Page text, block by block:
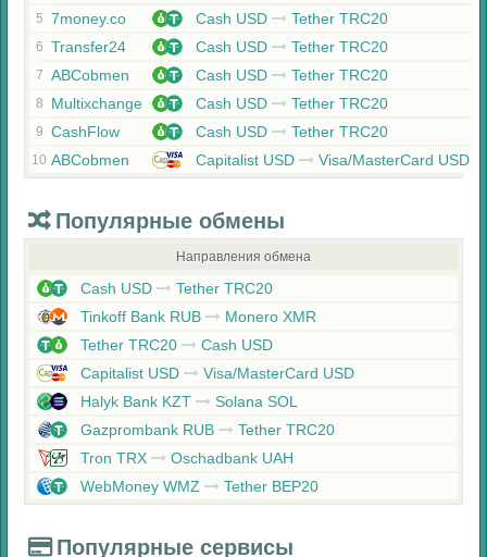
5 7money.co Cash USD Tether TRC20
6 Transfer24 Cash USD Tether TRC20
7 ABCobmen Cash USD Tether TRC20
8 Multixchange Cash USD Tether TRC20
9 CashFlow Cash USD Tether TRC20
10 ABCobmen Capitalist USD Visa/MasterCard USD
Популярные обмены
Направления обмена
Cash USD
Tether TRC20
Tinkoff Bank RUB
Monero XMR
Tether TRC20
Cash USD
Capitalist USD
Visa/MasterCard USD
Halyk Bank KZT
Solana SOL
Gazprombank RUB
Tether TRC20
Tron TRX
Oschadbank UAH
WebMoney WMZ
Tether BEP20
Популярные сервисы